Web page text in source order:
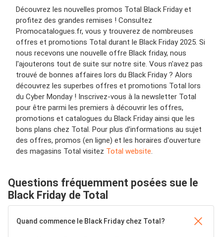
Découvrez les nouvelles promos Total Black Friday et
profitez des grandes remises ! Consultez
Promocatalogues.fr, vous y trouverez de nombreuses
offres et promotions Total durant le Black Friday 2025. Si
nous recevons une nouvelle offre Black friday, nous
l'ajouterons tout de suite sur notre site. Vous n'avez pas
trouvé de bonnes affaires lors du Black Friday ? Alors
découvrez les superbes offres et promotions Total lors
du Cyber Monday ! Inscrivez-vous à la newsletter Total
pour être parmi les premiers à découvrir les offres,
promotions et catalogues du Black Friday ainsi que les
bons plans chez Total. Pour plus d'informations au sujet
des offres, promos (en ligne) et les horaires d'ouverture
des magasins Total visitez Total website.
Questions fréquemment posées sue le
Black Friday de Total
Quand commence le Black Friday chez Total?